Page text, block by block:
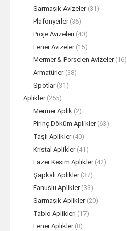
Sarmaşık Avizeler (31)
Plafonyerler (36)
Proje Avizeleri (40)
Fener Avizeler (15)
Mermer & Porselen Avizeler (16)
Armatürler (38)
Spotlar (31)
Aplikler (255)
Mermer Aplik (2)
Pirinç Döküm Aplikler (63)
Taşlı Aplikler (40)
Kristal Aplikler (41)
Lazer Kesim Aplikler (42)
Şapkalı Aplikler (37)
Fanuslu Aplikler (33)
Sarmaşık Aplikler (20)
Tablo Aplikleri (17)
Fener Aplikler (8)